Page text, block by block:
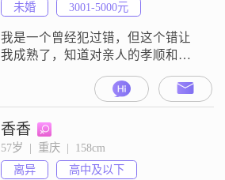
未婚
3001-5000元
我是一个曾经犯过错，但这个错让
我成熟了，知道对亲人的孝顺和对
香香
57岁  |  重庆  |  158cm
离异
高中及以下